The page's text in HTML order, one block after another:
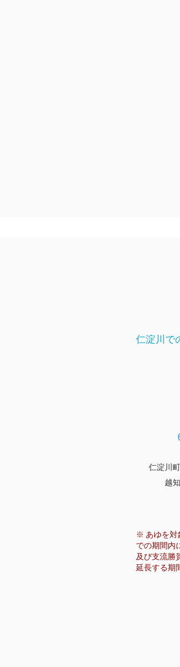
仁淀川で
仁淀川
越
※ あゆを対
での期間内
及び支流勝
延長する期